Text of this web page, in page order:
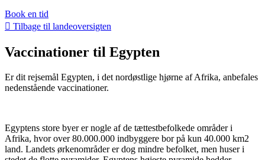
Book en tid
Tilbage til landeoversigten
Vaccinationer til Egypten
Er dit rejsemål Egypten, i det nordøstlige hjørne af Afrika, anbefales
nedenstående vaccinationer.
Egyptens store byer er nogle af de tættestbefolkede områder i
Afrika, hvor over 80.000.000 indbyggere bor på kun 40.000 km2
land. Landets ørkenområder er dog mindre befolket, men huser i